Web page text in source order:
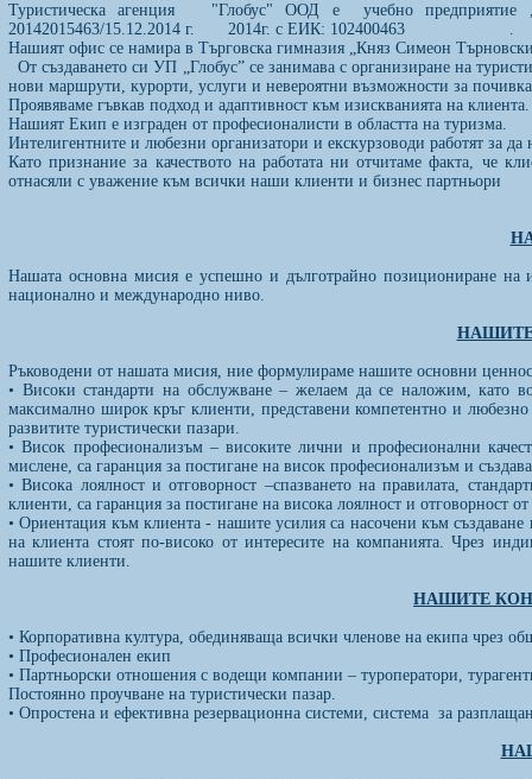
Туристическа агенция "Глобус" ООД е учебно
20142015463/15.12.2014 г. 2014г. с ЕИК: 102400463 .
Нашият офис се намира в Търговска гимназия „Княз Симеон
От създаването си УП „Глобус” се занимава с организиране на
нови маршрути, курорти, услуги и невероятни възможности за
Проявяваме гъвкав подход и адаптивност към изискванията на клиента.
Нашият Екип е изграден от професионалисти в областта на туризма.
Интелигентните и любезни организатори и екскурзоводи работят за
Като признание за качеството на работата ни отчитаме факта, че
отнасяли с уважение към всички наши клиенти и бизнес партньори
Нашата основна мисия е успешно и дълготрайно позициониране на
национално и международно ниво.
Ръководени от нашата мисия, ние формулираме нашите основни
• Високи стандарти на обслужване – желаем да се наложим, като
максимално широк кръг клиенти, представени компетентно и
развитите туристически пазари.
• Висок професионализъм – високите лични и професионални
мислене, са гаранция за постигане на висок професионализъм и
• Висока лоялност и отговорност –спазването на правилата,
клиенти, са гаранция за постигане на висока лоялност и отговорност
• Ориентация към клиента - нашите усилия са насочени към
на клиента стоят по-високо от интересите на компанията. Чрез
нашите клиенти.
НАШИТЕ
• Корпоративна култура, обединяваща всички членове на екипа чрез
• Професионален екип
• Партньорски отношения с водещи компании – туроператори,
Постоянно проучване на туристически пазар.
• Опростена и ефективна резервационна системи, система за